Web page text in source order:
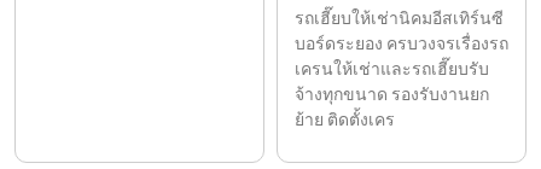
รถเฮี๊ยบให้เช่านิคมอีสเทิร์นซี
บอร์ดระยอง ครบวงจรเรื่องรถ
เครนให้เช่าและรถเฮี๊ยบรับ
จ้างทุกขนาด รองรับงานยก
ย้าย ติดตั้งเคร